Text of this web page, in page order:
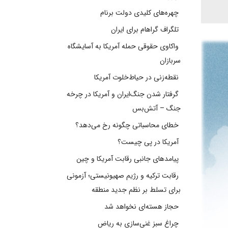
چهره‌های کلیدی دولت برنام
تلگراف گراهام برای ایران
واکاوی حقوقی حمله آمریکا به آسایشگاه
سربازان
نقطه‌زنی در حیاط‌خلوت آمریکا
گرفتار شدن جنگ‌ایران و آمریکا در چرخه
جنگ – آتش‌بس
خطای محاسباتی چگونه رخ می‌دهد؟
آمریکا در پی چیست؟
پیامدهای جانبی رقابت آمریکا و چین
رقابت ترکیه و رژیم صهیونیستی؛ آزمونی
برای تسلط بر نظم جدید منطقه
حجاز هسته‌ای نخواهد شد
چراغ سبز غنی‌سازی به ریاض